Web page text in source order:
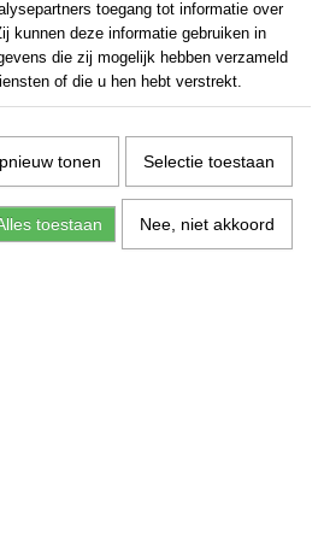
toegang tot informatie over
kunnen deze informatie gebruiken in
die zij mogelijk hebben verzameld
of die u hen hebt verstrekt.
tonen Selectie toestaan
toestaan Nee, niet akkoord